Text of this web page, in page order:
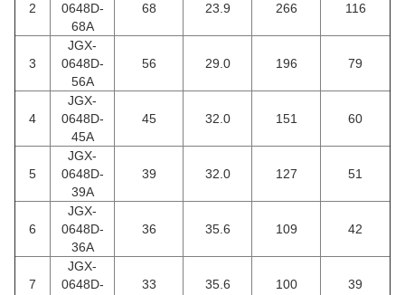
2
0648D-
68A
68 23.9 266 116
3
JGX-
0648D-
56A
56 29.0 196 79
4
JGX-
0648D-
45A
45 32.0 151 60
5
JGX-
0648D-
39A
39 32.0 127 51
6
JGX-
0648D-
36A
36 35.6 109 42
7
JGX-
0648D-
33 35.6 100 39